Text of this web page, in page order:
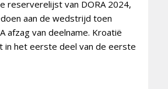
reserverelijst van DORA 2024,
aan de wedstrijd toen
afzag van deelname. Kroatië
in het eerste deel van de eerste